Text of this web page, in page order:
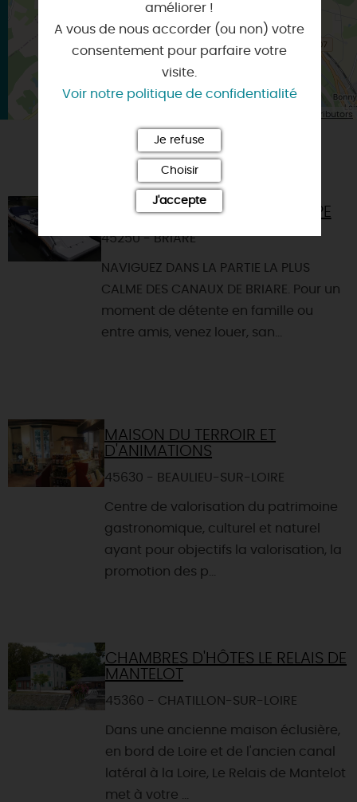
OpenStreetMap contributors
VOUS AIMEREZ AUSSI
RIVERS AND CANALS IN EUROPE
45250 - BRIARE
NAVIGUEZ DANS LA PARTIE LA PLUS
CALME DES CANAUX DE BRIARE. Pour un
moment de détente en famille ou
entre amis, venez louer, san...
MAISON DU TERROIR ET
D'ANIMATIONS
45630 - BEAULIEU-SUR-LOIRE
Centre de valorisation du patrimoine
gastronomique, culturel et naturel
ayant pour objectifs la valorisation, la
promotion des p...
CHAMBRES D'HÔTES LE RELAIS DE
MANTELOT
45360 - CHATILLON-SUR-LOIRE
Dans une ancienne maison éclusière,
en bord de Loire et de l'ancien canal
latéral à la Loire, Le Relais de Mantelot
met à votre ...
améliorer !
A vous de nous accorder (ou non) votre
consentement pour parfaire votre
visite.
Voir notre politique de confidentialité
Je refuse
Choisir
J'accepte